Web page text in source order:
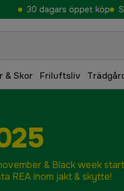
30 dagars öppet köp
& Skor Friluftsliv
& Black week
REA inom jakt & skytte!